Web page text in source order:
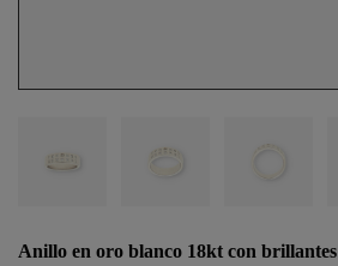
Anillo en oro blanco 18kt con brillantes